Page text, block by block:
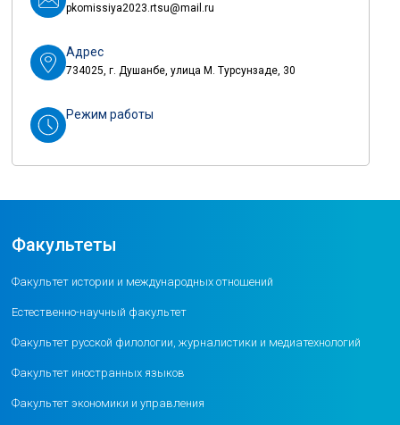
pkomissiya2023.rtsu@mail.ru
Адрес
734025, г. Душанбе, улица М. Турсунзаде, 30
Режим работы
Факультеты
Факультет истории и международных отношений
Естественно-научный факультет
Факультет русской филологии, журналистики и медиатехнологий
Факультет иностранных языков
Факультет экономики и управления